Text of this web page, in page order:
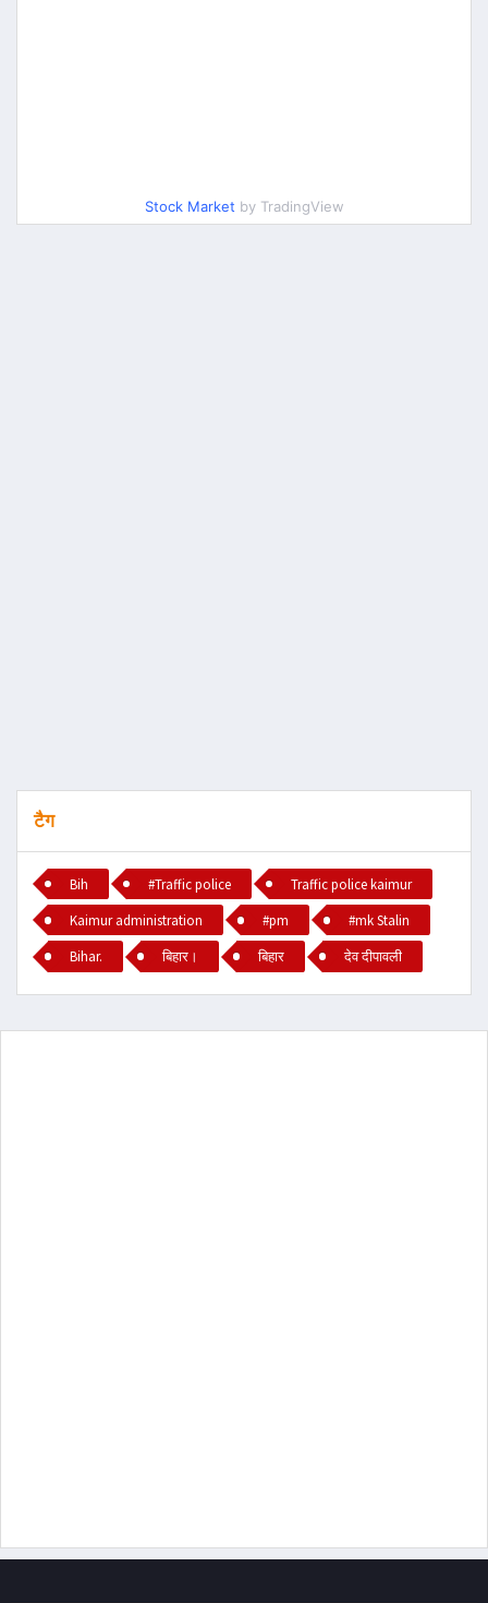
Stock Market by TradingView
टैग
Bih #Traffic police
Traffic police kaimur
Kaimur administration
#pm
#mk Stalin
Bihar.
बिहार। बिहार देव दीपावली